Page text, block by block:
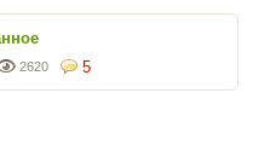
5
2620